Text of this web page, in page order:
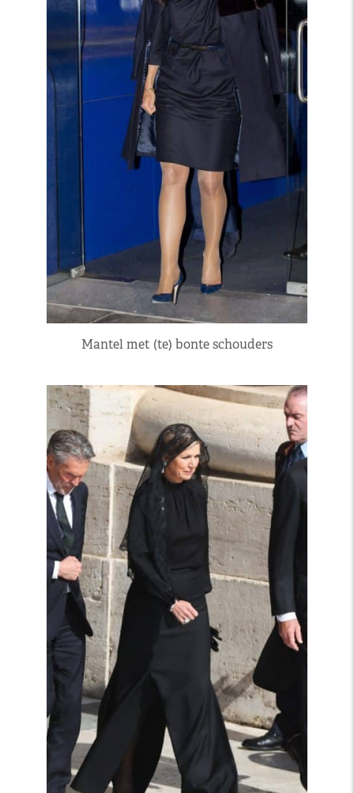
Mantel met (te) bonte schouders